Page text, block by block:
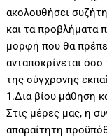
ακολουθήσει
και τα προβλήματα
μορφή που θα
ανταποκρίνεται
της σύγχρονης
1.Δια βίου μάθηση
Στις μέρες μας, η
απαραίτητη